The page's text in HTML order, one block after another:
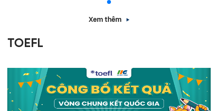
Xem thêm
TOEFL